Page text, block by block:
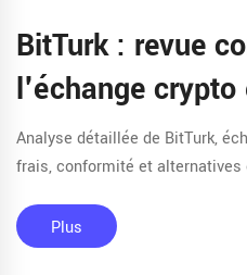
BitTurk : revue
l'échange crypto
Analyse détaillée de BitTurk,
frais, conformité et alternatives
Plus